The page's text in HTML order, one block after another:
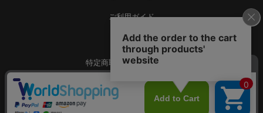
ご利用ガイド
会社概要
特定商取引法に基づく表記
ご利用規約